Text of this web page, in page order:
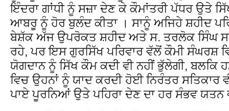
ਇੰਦਰਾ ਗਾਂਧੀ ਨੂੰ ਸਜ਼ਾ ਦੇਣ ਕੇ ਕੌਮਾਂਤਰੀ ਪੱਧਰ ਉਤੇ
ਆਬਰੂ ਨੂੰ ਹੋਰ ਬੁਲੰਦ ਕੀਤਾ । ਸਾਨੂੰ ਅਜਿਹੇ ਸ਼ਹੀਦ
ਬੇਸ਼ੱਕ ਅੱਜ ਉਪਰੋਕਤ ਸ਼ਹੀਦ ਅਤੇ ਸ. ਤਰਲੋਕ ਸਿੰਘ
ਰਹੇ, ਪਰ ਇਸ ਗੁਰਸਿੱਖ ਪਰਿਵਾਰ ਵੱਲੋਂ ਕੌਮੀ ਸੰਘਰਸ਼
ਯੋਗਦਾਨ ਨੂੰ ਸਿੱਖ ਕੌਮ ਕਦੀ ਵੀ ਨਹੀਂ ਭੁੱਲੇਗੀ,
ਵਿਚ ਉਹਨਾਂ ਨੂੰ ਯਾਦ ਕਰਦੀ ਹੋਈ ਨਿਰੰਤਰ ਸਤਿਕਾਰ
ਪਾਏ ਪੂਰਨਿਆਂ ਉਤੇ ਪਹਿਰਾ ਦੇਣ ਦਾ ਹਰ ਸੰਭਵ ਯਤਨ